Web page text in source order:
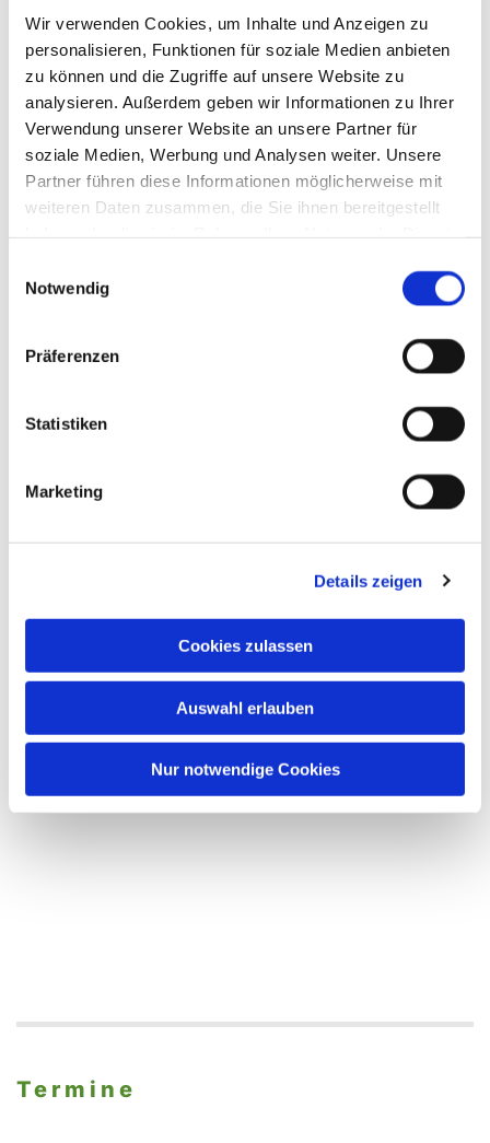
Wir verwenden Cookies, um Inhalte und Anzeigen zu
personalisieren, Funktionen für soziale Medien anbieten
zu können und die Zugriffe auf unsere Website zu
analysieren. Außerdem geben wir Informationen zu Ihrer
Verwendung unserer Website an unsere Partner für
soziale Medien, Werbung und Analysen weiter. Unsere
Partner führen diese Informationen möglicherweise mit
weiteren Daten zusammen, die Sie ihnen bereitgestellt
Notwendig
Präferenzen
Statistiken
Marketing
Details zeigen
Cookies zulassen
Auswahl erlauben
Nur notwendige Cookies
Informationen
Termine